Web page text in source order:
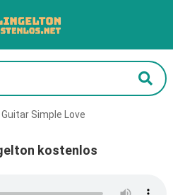
Guitar Simple Love
kostenlos